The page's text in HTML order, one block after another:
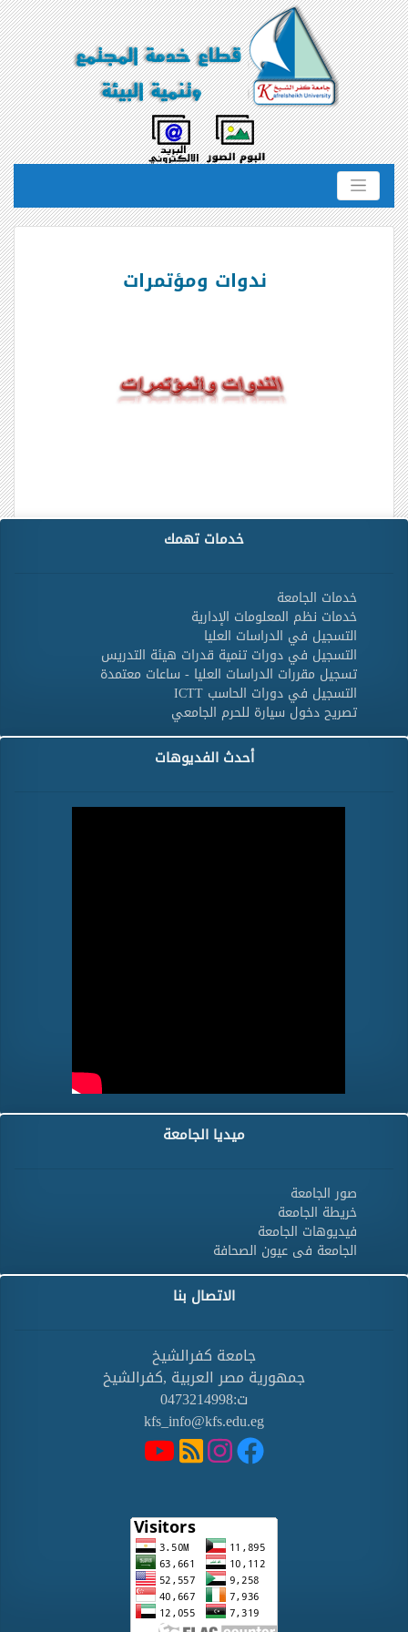
ندوات ومؤتمرات
خدمات تهمك
خدمات الجامعة
خدمات نظم المعلومات الإدارية
التسجيل في الدراسات العليا
التسجيل في دورات تنمية قدرات هيئة التدريس
تسجيل مقررات الدراسات العليا - ساعات معتمدة
التسجيل في دورات الحاسب ICTT
تصريح دخول سيارة للحرم الجامعي
أحدث الفديوهات
ميديا الجامعة
صور الجامعة
خريطة الجامعة
فيديوهات الجامعة
الجامعة فى عيون الصحافة
الاتصال بنا
جامعة كفرالشيخ
جمهورية مصر العربية ,كفرالشيخ
ت:0473214998
kfs_info@kfs.edu.eg